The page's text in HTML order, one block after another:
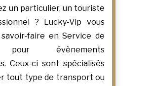
un particulier, un touriste
? Lucky-Vip vous
faire en Service de
pour évènements
Ceux-ci sont spécialisés
tout type de transport ou